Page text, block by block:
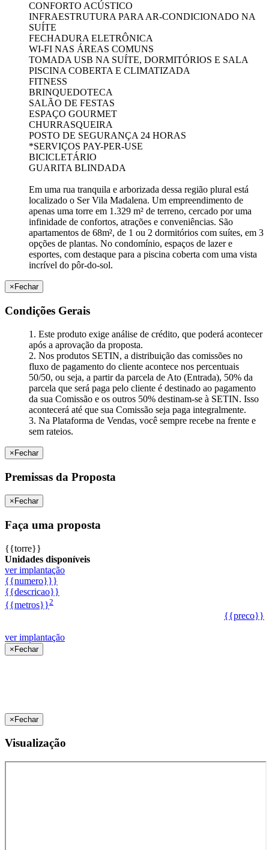
CONFORTO ACÚSTICO
INFRAESTRUTURA PARA AR-CONDICIONADO NA
SUÍTE
FECHADURA ELETRÔNICA
WI-FI NAS ÁREAS COMUNS
TOMADA USB NA SUÍTE, DORMITÓRIOS E SALA
PISCINA COBERTA E CLIMATIZADA
FITNESS
BRINQUEDOTECA
SALÃO DE FESTAS
ESPAÇO GOURMET
CHURRASQUEIRA
POSTO DE SEGURANÇA 24 HORAS
*SERVIÇOS PAY-PER-USE
BICICLETÁRIO
GUARITA BLINDADA
Em uma rua tranquila e arborizada dessa região plural está
localizado o Ser Vila Madalena. Um empreendimento de
apenas uma torre em 1.329 m² de terreno, cercado por uma
infinidade de confortos, atrações e conveniências. São
apartamentos de 68m², de 1 ou 2 dormitórios com suítes, em 3
opções de plantas. No condomínio, espaços de lazer e
esportes, com destaque para a piscina coberta com uma vista
incrível do pôr-do-sol.
× Fechar
Condições Gerais
1. Este produto exige análise de crédito, que poderá acontecer
após a aprovação da proposta.
2. Nos produtos SETIN, a distribuição das comissões no
fluxo de pagamento do cliente acontece nos percentuais
50/50, ou seja, a partir da parcela de Ato (Entrada), 50% da
parcela que será paga pelo cliente é destinado ao pagamento
da sua Comissão e os outros 50% destinam-se à SETIN. Isso
acontecerá até que sua Comissão seja paga integralmente.
3. Na Plataforma de Vendas, você sempre recebe na frente e
sem rateios.
× Fechar
Premissas da Proposta
× Fechar
Faça uma proposta
{{torre}}
Unidades disponíveis
ver implantação
{{numero}}}
{{descricao}}
{{metros}}2
{{preco}}
ver implantação
× Fechar
×Fechar
Visualização